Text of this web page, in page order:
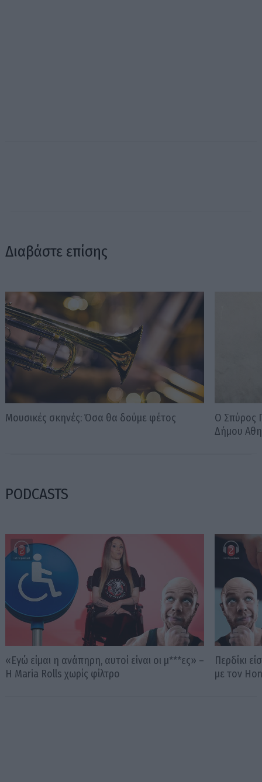
Διαβάστε επίσης
Μουσικές σκηνές: Όσα θα δούμε φέτος
Ο Σπύρος
Δήμου
PODCASTS
«Εγώ είμαι η ανάπηρη, αυτοί είναι οι μ***ες» –
Η Maria Rolls χωρίς φίλτρο
Περδίκι
με τον